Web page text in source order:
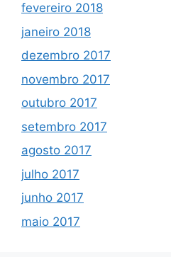
fevereiro 2018
janeiro 2018
dezembro 2017
novembro 2017
outubro 2017
setembro 2017
agosto 2017
julho 2017
junho 2017
maio 2017